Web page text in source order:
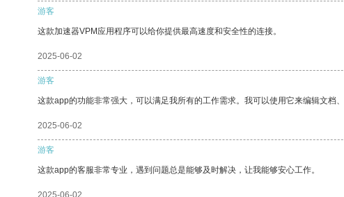
游客
这款加速器VPM应用程序可以给你提供最高速度和安全性的连接。
2025-06-02
游客
这款app的功能非常强大，可以满足我所有的工作需求。我可以使用它来编辑文档
2025-06-02
游客
这款app的客服非常专业，遇到问题总是能够及时解决，让我能够安心工作。
2025-06-02